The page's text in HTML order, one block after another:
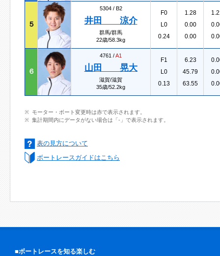
５
5304 / B2
井田 涼介
群馬/群馬
22歳/58.3kg
F0
L0
0.24
1.28
0.00
0.00
６
4761 /A1
山田 晃大
滋賀/滋賀
35歳/52.2kg
F1
L0
0.13
6.23
45.79
63.55
モーター・ボート変更時は赤で表示されます。
集計期間内にデータがない場合は「-」で表示されます。
表の見方について
ボートレースガイドはこちら
■ボートレースを知る楽しむ